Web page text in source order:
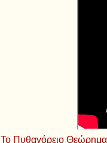
Το Πυθαγόρειο Θεώρημα